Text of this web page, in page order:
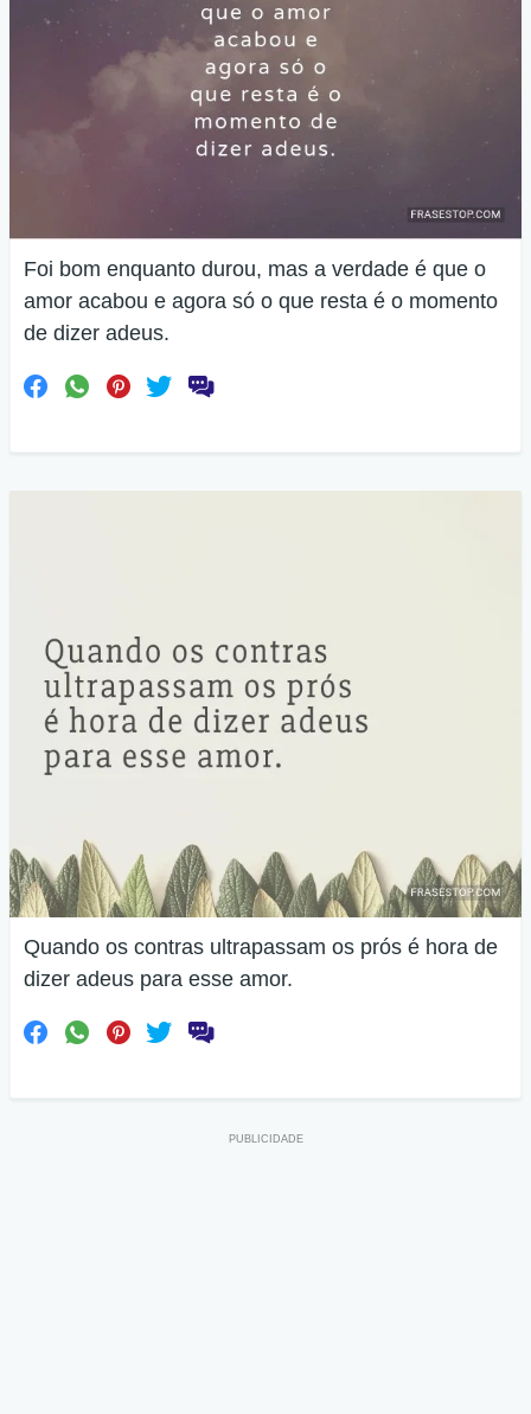
Foi bom enquanto durou, mas a verdade é que o
amor acabou e agora só o que resta é o momento
de dizer adeus.
Quando os contras ultrapassam os prós é hora de
dizer adeus para esse amor.